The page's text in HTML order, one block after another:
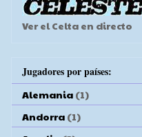
Ver el Celta en directo
Jugadores por países:
Alemania (1)
Andorra (1)